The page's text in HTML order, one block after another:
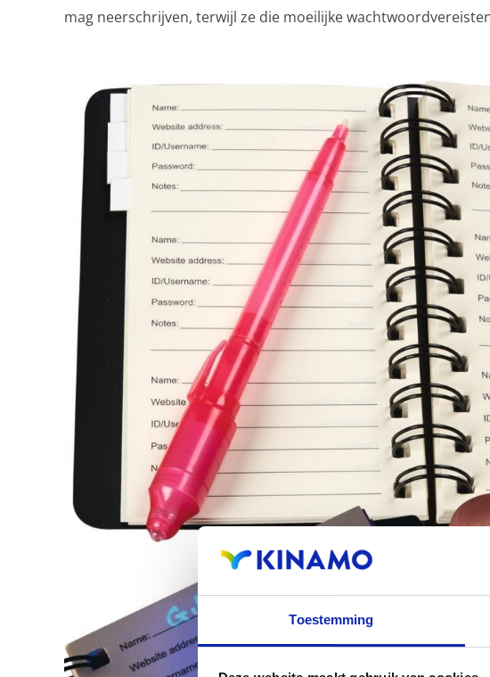
Toestemming
mag neerschrijven, terwijl ze die moeilijke